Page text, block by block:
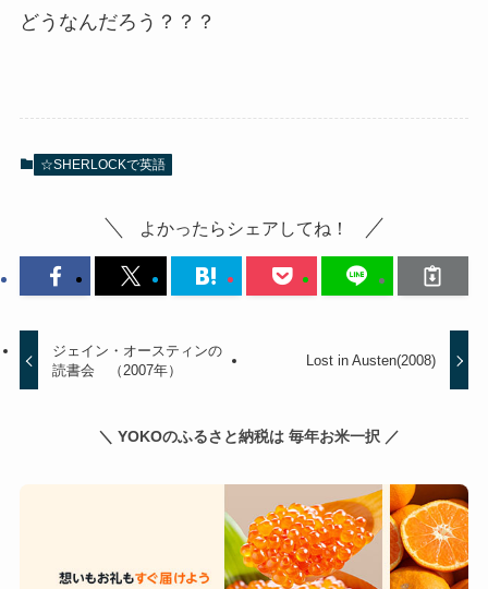
どうなんだろう？？？
☆SHERLOCKで英語
よかったらシェアしてね！
ジェイン・オースティンの
読書会 （2007年）
Lost in Austen(2008)
＼ YOKOのふるさと納税は 毎年お米一択 ／